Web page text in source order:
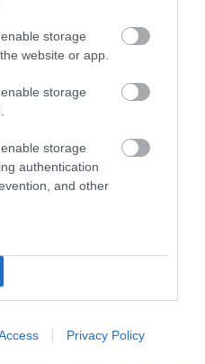
storage
website or app.
storage
storage
authentication
and other
Privacy Policy
στην οποία
στην επέμβαση